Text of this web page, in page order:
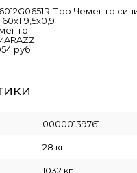
Про Чементо
руб.
00000139761
28 кг
1032 кг